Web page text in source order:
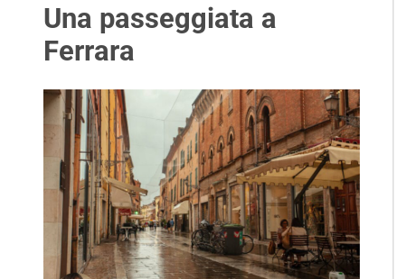
Una passeggiata a
Ferrara